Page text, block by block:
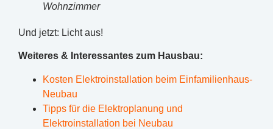
Wohnzimmer
Und jetzt: Licht aus!
Weiteres & Interessantes zum Hausbau:
Kosten Elektroinstallation beim Einfamilienhaus-
Neubau
Tipps für die Elektroplanung und
Elektroinstallation bei Neubau